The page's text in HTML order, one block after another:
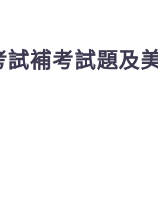
試補考試題及